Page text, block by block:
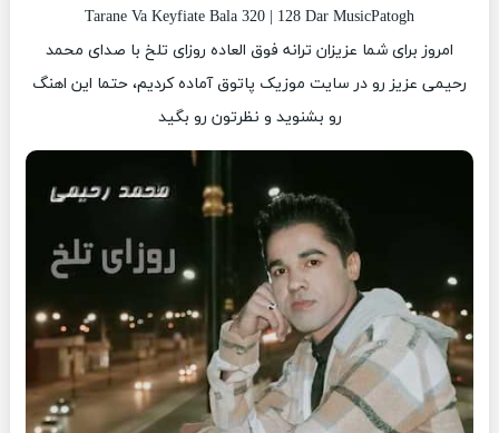
Tarane Va Keyfiate Bala 320 | 128 Dar MusicPatogh
امروز برای شما عزیزان ترانه فوق العاده روزای تلخ با صدای محمد
رحیمی عزیز رو در سایت موزیک پاتوق آماده کردیم، حتما این اهنگ
رو بشنوید و نظرتون رو بگید